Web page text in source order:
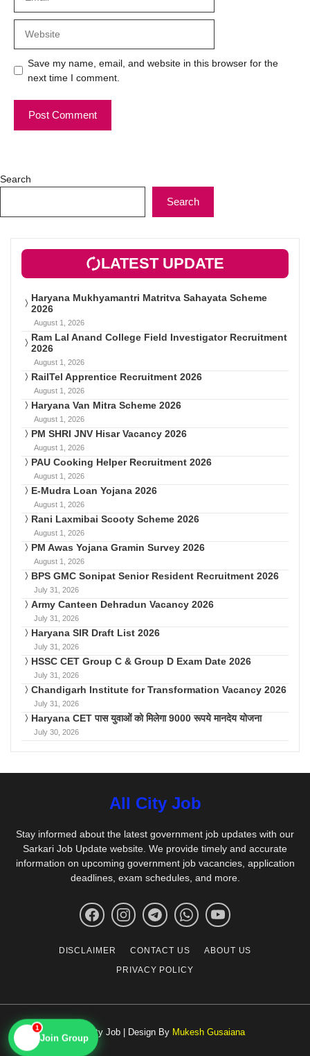
Save my name, email, and website in this browser for the
next time I comment.
Search
Search
LATEST UPDATE
Haryana Mukhyamantri Matritva Sahayata Scheme
2026
August 1, 2026
Ram Lal Anand College Field Investigator Recruitment
2026
August 1, 2026
RailTel Apprentice Recruitment 2026
August 1, 2026
Haryana Van Mitra Scheme 2026
August 1, 2026
PM SHRI JNV Hisar Vacancy 2026
August 1, 2026
PAU Cooking Helper Recruitment 2026
August 1, 2026
E-Mudra Loan Yojana 2026
August 1, 2026
Rani Laxmibai Scooty Scheme 2026
August 1, 2026
PM Awas Yojana Gramin Survey 2026
August 1, 2026
BPS GMC Sonipat Senior Resident Recruitment 2026
July 31, 2026
Army Canteen Dehradun Vacancy 2026
July 31, 2026
Haryana SIR Draft List 2026
July 31, 2026
HSSC CET Group C & Group D Exam Date 2026
July 31, 2026
Chandigarh Institute for Transformation Vacancy 2026
July 31, 2026
Haryana CET पास युवाओं को मिलेगा 9000 रूपये मानदेय योजना
July 30, 2026
All City Job
Stay informed about the latest government job updates with our
Sarkari Job Update website. We provide timely and accurate
information on upcoming government job vacancies, application
deadlines, exam schedules, and more.
DISCLAIMER CONTACT US
ABOUT US
PRIVACY POLICY
© All City Job | Design By Mukesh Gusaiana
1
Join Group